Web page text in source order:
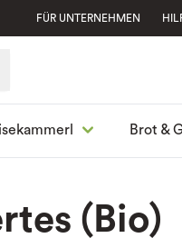
FÜR UNTERNEHMEN
Brot &
(Bio)